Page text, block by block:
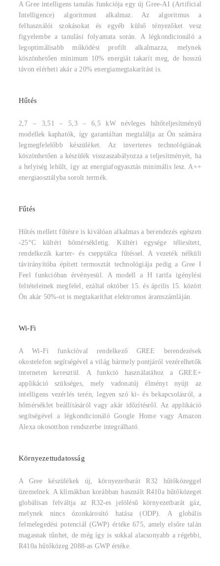
A Gree intelligens tanulás funkciója egy új Gree-AI (Artificial
Intelligence) algoritmust alkalmaz. Az algoritmus a
felhasználói szokásokat és egyéb külső tényezőket vesz
figyelembe a tanulási folyamata során. A légkondicionáló a
legoptimálisabb működési profilt alkalmazza, melynek
köszönhetően minimum 10% energiát takarít meg, de hosszú
távon elérheti akár a 20% energiamegtakarítást is.
Hűtés
2,7 – 3,51 – 5,3 – 6,5 kW névleges hűtőteljesítményű
modellek kaphatók, így garantáltan megtalálja az Ön számára
legmegfelelőbb készüléket. Az inverteres technológiának
köszönhetően a készülék visszaszabályozza a teljesítményét, ha
a helyiség lehűlt, így az energiafogyasztás minimális lesz. A++
energiaosztályba sorolt termék.
Fűtés
Hűtés mellett fűtésre is kiválóan alkalmas a berendezés egészen
-25°C kültéri hőmérsékletig. Kültéri egysége téliesített,
rendelkezik karter- és csepptálca fűtéssel. A vezeték nélküli
távirányítóba épített termosztát technológiája pedig a Gree I
Feel funkcióban érvényesül. A modell a H tarifa igénylési
feltételeinek megfelel, ezáltal október 15. és április 15. között
Ön akár 50%-ot is megtakaríthat elektromos áramszámláján.
Wi-Fi
A Wi-Fi funkcióval rendelkező GREE berendezések
okostelefon segítségével a világ bármely pontjáról vezérelhetők
interneten keresztül. A funkció használatához a GREE+
applikáció szükséges, mely vadonatúj élményt nyújt az
intelligens vezérlés terén, legyen szó ki- és bekapcsolásról, a
hőmérséklet beállításáról vagy akár időzítésről. Az applikáció
segítségével a légkondicionáló Google Home vagy Amazon
Alexa okosotthon rendszerbe integrálható.
Környezettudatosság
A Gree készülékek új, környezetbarát R32 hűtőközeggel
üzemelnek. A klímákban korábban használt R410a hűtőközeget
globálisan felváltja az R32-es jelölésű környezetbarát gáz,
melynek nincs ózonkárosító hatása (ODP). A globális
felmelegedési potenciál (GWP) értéke 675, amely elsőre talán
magasnak tűnhet, de még így is sokkal alacsonyabb a régebbi,
R410a hűtőközeg 2088-as GWP értéke.